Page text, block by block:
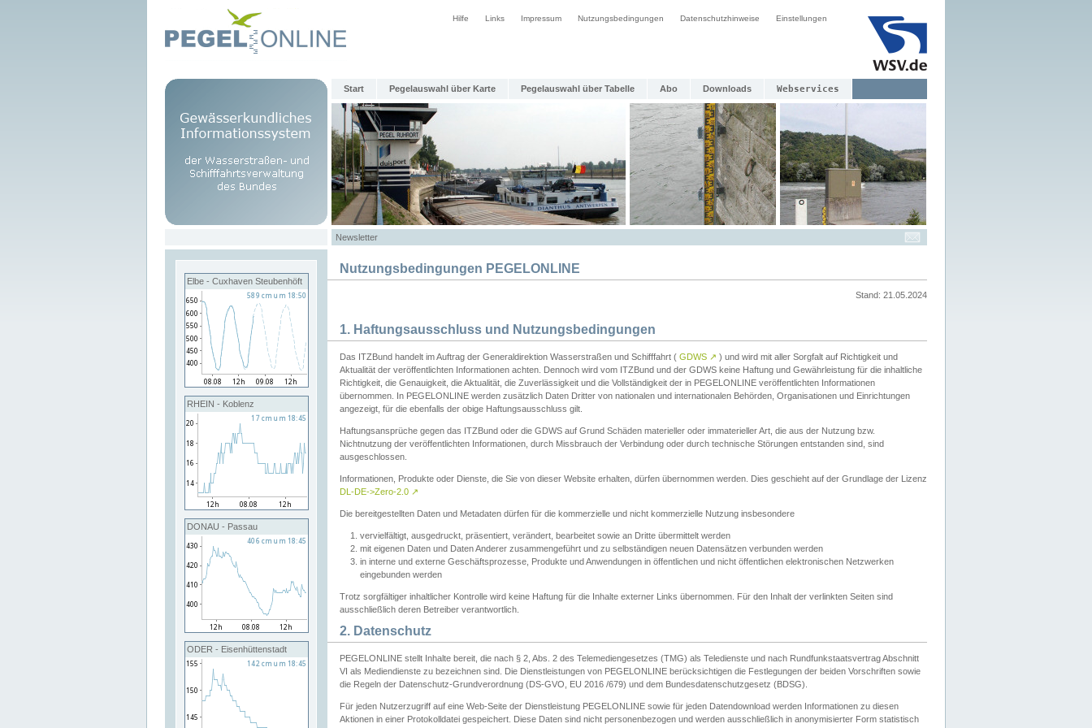
Hilfe Links Impressum Nutzungsbedingungen Datenschutzhinweise Einstellungen
Start Pegelauswahl über Karte Pegelauswahl über Tabelle Abo Downloads Webservices
Newsletter
Elbe - Cuxhaven Steubenhöft
RHEIN - Koblenz
DONAU - Passau
ODER - Eisenhüttenstadt
Nutzungsbedingungen PEGELONLINE
Stand: 21.05.2024
1. Haftungsausschluss und Nutzungsbedingungen
Das ITZBund handelt im Auftrag der Generaldirektion Wasserstraßen und Schifffahrt ( GDWS ↗ ) und wird mit aller Sorgfalt auf Richtigkeit und
Aktualität der veröffentlichten Informationen achten. Dennoch wird vom ITZBund und der GDWS keine Haftung und Gewährleistung für die inhaltliche
Richtigkeit, die Genauigkeit, die Aktualität, die Zuverlässigkeit und die Vollständigkeit der in PEGELONLINE veröffentlichten Informationen
übernommen. In PEGELONLINE werden zusätzlich Daten Dritter von nationalen und internationalen Behörden, Organisationen und Einrichtungen
angezeigt, für die ebenfalls der obige Haftungsausschluss gilt.
Haftungsansprüche gegen das ITZBund oder die GDWS auf Grund Schäden materieller oder immaterieller Art, die aus der Nutzung bzw.
Nichtnutzung der veröffentlichten Informationen, durch Missbrauch der Verbindung oder durch technische Störungen entstanden sind, sind
ausgeschlossen.
Informationen, Produkte oder Dienste, die Sie von dieser Website erhalten, dürfen übernommen werden. Dies geschieht auf der Grundlage der Lizenz
DL-DE->Zero-2.0 ↗
Die bereitgestellten Daten und Metadaten dürfen für die kommerzielle und nicht kommerzielle Nutzung insbesondere
vervielfältigt, ausgedruckt, präsentiert, verändert, bearbeitet sowie an Dritte übermittelt werden
mit eigenen Daten und Daten Anderer zusammengeführt und zu selbständigen neuen Datensätzen verbunden werden
in interne und externe Geschäftsprozesse, Produkte und Anwendungen in öffentlichen und nicht öffentlichen elektronischen Netzwerken
eingebunden werden
Trotz sorgfältiger inhaltlicher Kontrolle wird keine Haftung für die Inhalte externer Links übernommen. Für den Inhalt der verlinkten Seiten sind
ausschließlich deren Betreiber verantwortlich.
2. Datenschutz
PEGELONLINE stellt Inhalte bereit, die nach § 2, Abs. 2 des Telemediengesetzes (TMG) als Teledienste und nach Rundfunkstaatsvertrag Abschnitt
VI als Mediendienste zu bezeichnen sind. Die Dienstleistungen von PEGELONLINE berücksichtigen die Festlegungen der beiden Vorschriften sowie
die Regeln der Datenschutz-Grundverordnung (DS-GVO, EU 2016 /679) und dem Bundesdatenschutzgesetz (BDSG).
Für jeden Nutzerzugriff auf eine Web-Seite der Dienstleistung PEGELONLINE sowie für jeden Datendownload werden Informationen zu diesen
Aktionen in einer Protokolldatei gespeichert. Diese Daten sind nicht personenbezogen und werden ausschließlich in anonymisierter Form statistisch